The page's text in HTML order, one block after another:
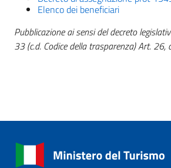
Elenco dei beneficiari
Pubblicazione ai sensi del decreto
33 (c.d. Codice della trasparenza) Art. 26,